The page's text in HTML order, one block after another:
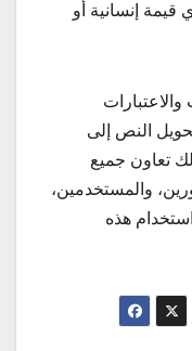
إنسانية أو
والاعتبارات
تحويل النص إلى
تعاون جميع
والمستخدمين،
هذه